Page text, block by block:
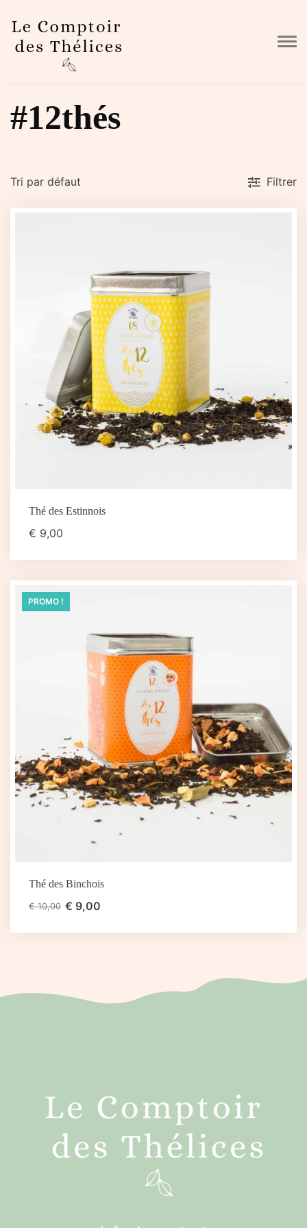
#12thés
Filtrer
Thé des Estinnois
€ 9,00
PROMO !
Thé des Binchois
€10,00 € 9,00